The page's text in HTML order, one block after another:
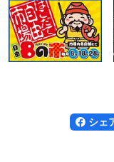
シェ